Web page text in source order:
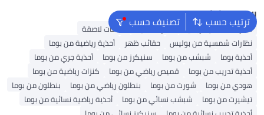
ترتيب حسب تصنيف حسب البحث الشائع
نظارات شمسية رجالية نظارات ذكية
عدسات لاصقة
نظارات شمسية من بوليس
حقائب ظهر
أحذية رياضية من بوما
أحذية بوما
شبشب من بوما سنيكرز من بوما
أحذية جري من بوما
أحذية تدريب من بوما
قميص رياضي من بوما
كنزات رياضية من بوما
هودي من بوما
شورت من بوما بنطلون رياضي من بوما
بنطلون من بوما
تيشيرت من بوما
شبشب نسائي من بوما
أحذية رياضية نسائية من بوما